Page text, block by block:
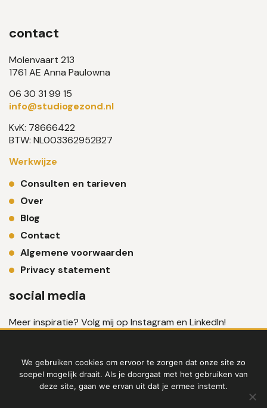
contact
Molenvaart 213
1761 AE Anna Paulowna
06 30 31 99 15
info@studiogezond.nl
KvK: 78666422
BTW: NL003362952B27
Werkwijze
Consulten en tarieven
Over
Blog
Contact
Algemene voorwaarden
Privacy statement
social media
Meer inspiratie? Volg mij op Instagram en LinkedIn!
We gebruiken cookies om ervoor te zorgen dat onze site zo
soepel mogelijk draait. Als je doorgaat met het gebruiken van
deze site, gaan we ervan uit dat je ermee instemt.